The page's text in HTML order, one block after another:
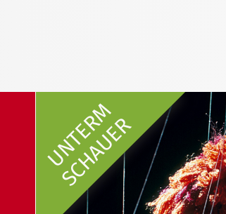
UNTERM
SCHAUER